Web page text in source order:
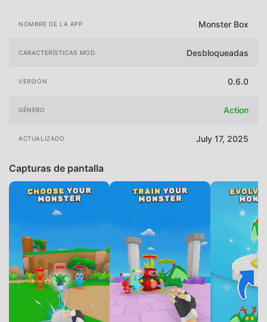
NOMBRE DE LA APP Monster Box
CARACTERÍSTICAS MOD Desbloqueadas
VERSIÓN 0.6.0
GÉNERO Action
ACTUALIZADO July 17, 2025
Capturas de pantalla